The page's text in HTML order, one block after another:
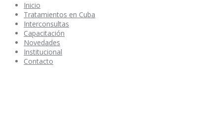
Inicio
Tratamientos en Cuba
Interconsultas
Capacitación
Novedades
Institucional
Contacto